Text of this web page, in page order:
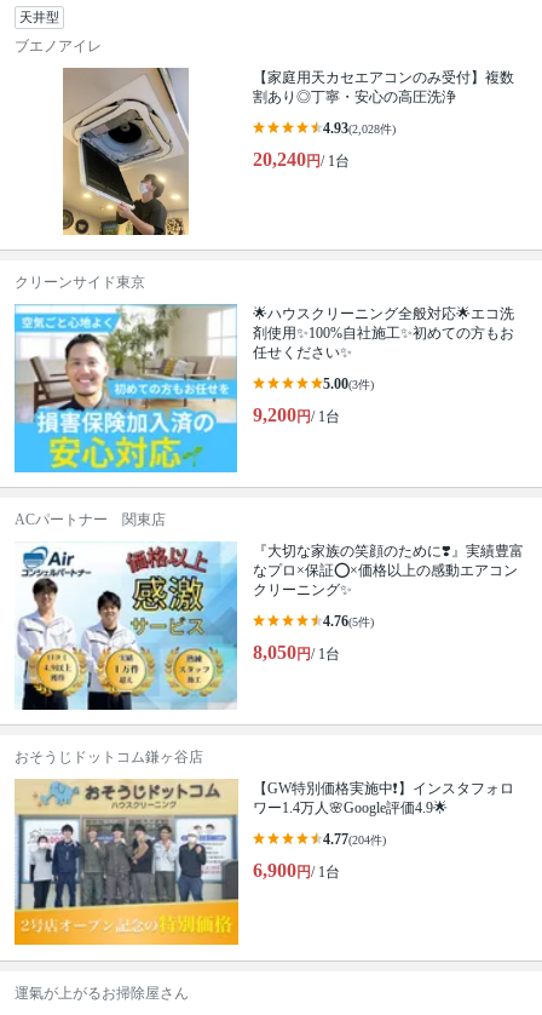
天井型
ブエノアイレ
【家庭用天カセエアコンのみ受付】複数
割あり◎丁寧・安心の高圧洗浄
4.93(2,028件)
20,240円/ 1台
クリーンサイド東京
🌟ハウスクリーニング全般対応🌟エコ洗
剤使用✨100%自社施工✨初めての方もお
任せください✨
5.00(3件)
9,200円/ 1台
ACパートナー 関東店
『大切な家族の笑顔のために❣️』実績豊富
なプロ×保証⭕️×価格以上の感動エアコン
クリーニング✨
4.76(5件)
8,050円/ 1台
おそうじドットコム鎌ヶ谷店
【GW特別価格実施中❗️】インスタフォロ
ワー1.4万人🌸Google評価4.9🌟
4.77(204件)
6,900円/ 1台
運氣が上がるお掃除屋さん